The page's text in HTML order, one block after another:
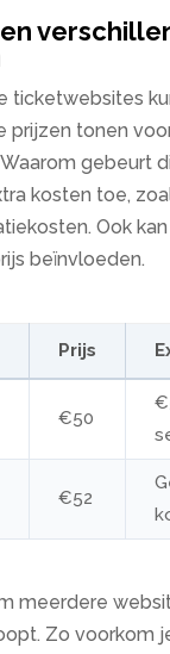
ticketwebsites
prijzen tonen
gebeurt
kosten toe,
Ook
beïnvloeden.
Prijs
€50
€52
meerdere
Zo voorkom